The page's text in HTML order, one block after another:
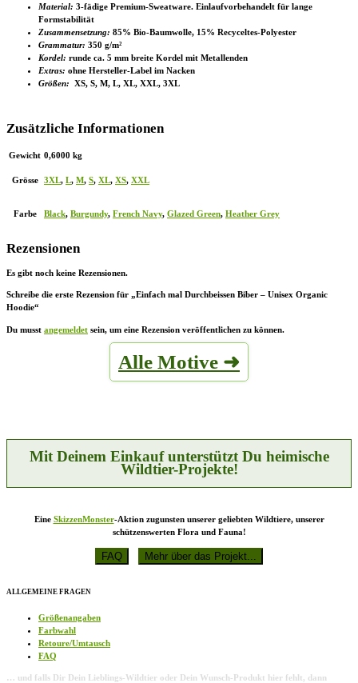
Material: 3-fädige Premium-Sweatware. Einlaufvorbehandelt für lange
Formstabilität
Zusammensetzung: 85% Bio-Baumwolle, 15% Recyceltes-Polyester
Grammatur: 350 g/m²
Kordel: runde ca. 5 mm breite Kordel mit Metallenden
Extras: ohne Hersteller-Label im Nacken
Größen: XS, S, M, L, XL, XXL, 3XL
Zusätzliche Informationen
Gewicht 0,6000 kg
Grösse 3XL, L, M, S, XL, XS, XXL
Farbe Black, Burgundy, French Navy, Glazed Green, Heather Grey
Rezensionen
Es gibt noch keine Rezensionen.
Schreibe die erste Rezension für „Einfach mal Durchbeissen Biber – Unisex Organic
Hoodie“
Du musst angemeldet sein, um eine Rezension veröffentlichen zu können.
Alle Motive ➜
Mit Deinem Einkauf unterstützt Du heimische
Wildtier-Projekte!
Eine SkizzenMonster-Aktion zugunsten unserer geliebten Wildtiere, unserer
schützenswerten Flora und Fauna!
ALLGEMEINE FRAGEN
Größenangaben
Farbwahl
Retoure/Umtausch
FAQ
… und falls Dir Dein Lieblings-Wildtier oder Dein Wunsch-Produkt hier fehlt, dann